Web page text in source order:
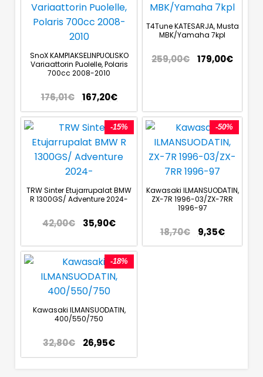
SnoX KAMPIAKSELINPUOLISKO
Variaattorin Puolelle, Polaris
700cc 2008-2010
176,01€ 167,20€
T4Tune KATESARJA, Musta
MBK/Yamaha 7kpl
259,00€ 179,00€
-15%
TRW Sinter Etujarrupalat BMW
R 1300GS/ Adventure 2024-
42,00€ 35,90€
-50%
Kawasaki ILMANSUODATIN,
ZX-7R 1996-03/ZX-7RR
1996-97
18,70€ 9,35€
-18%
Kawasaki ILMANSUODATIN,
400/550/750
32,80€ 26,95€